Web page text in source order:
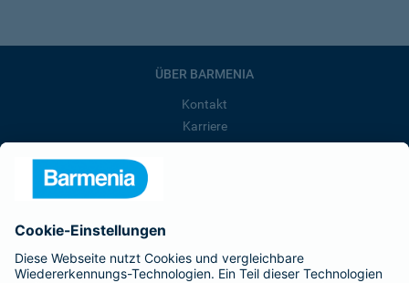
ÜBER BARMENIA
Kontakt
Karriere
Barmenia ist Teil der BarmeniaGothaer
BELIEBTE SEITEN